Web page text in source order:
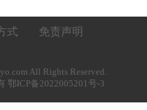
式
免责声明
All Rights Reserved.
鄂ICP备2022005201号-3